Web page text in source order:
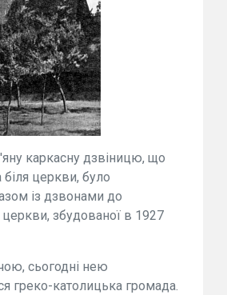
каркасну дзвіницю, що
біля церкви, було
із дзвонами до
збудованої в 1927
сьогодні нею
греко-католицька громада.